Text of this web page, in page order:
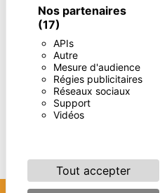
Nos partenaires
(17)
APIs
Autre
Mesure d'audience
Régies publicitaires
Réseaux sociaux
Support
Vidéos
Tout accepter
** Les données personnelles
de vous contacter. Elles sont
traitants. Vous disposez de droits
d’effacement, de portabilité, de
votre consentement à tout moment
réclamation auprès d’une autorité
sort de vos données post-mortem.
voie postale ou par courrier
pourra vous être demandé. Nous
période de prise de contact puis
légale aux fins probatoires et de